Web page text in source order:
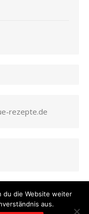
WordPress / Theme by
du die Website weiter
aus.